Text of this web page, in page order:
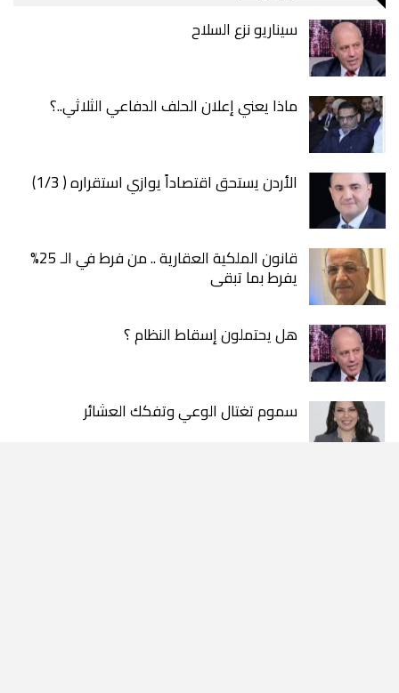
سيناريو نزع السلاح
ماذا يعني إعلان الحلف الدفاعي الثلاثي..؟
الأردن يستحق اقتصاداً يوازي استقراره ( 1/3)
قانون الملكية العقارية .. من فرط في الـ 25%
يفرط بما تبقى
هل يحتملون إسقاط النظام ؟
سموم تغتال الوعي وتفكك العشائر